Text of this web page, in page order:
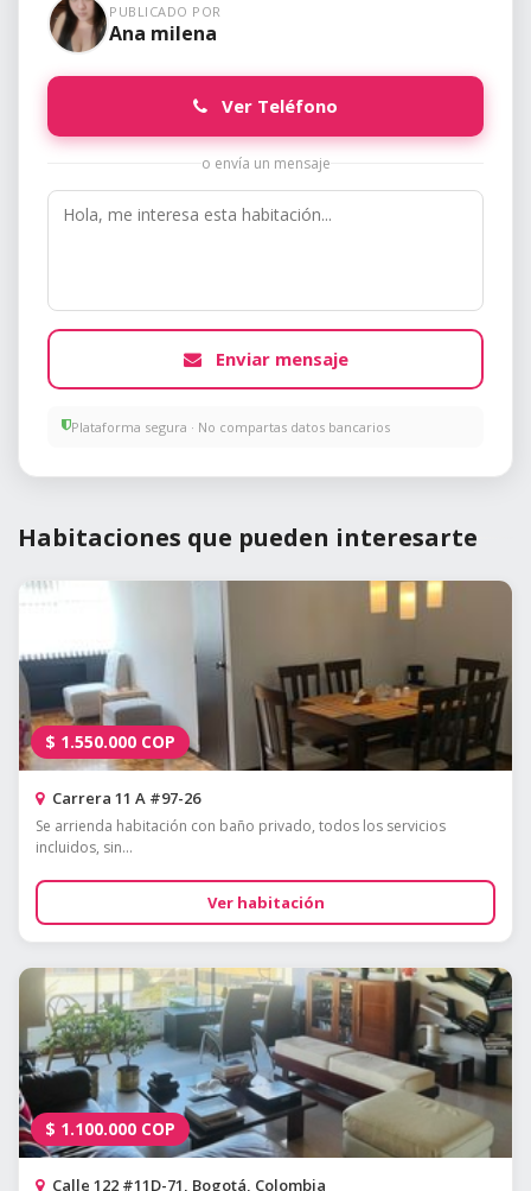
PUBLICADO POR
Ana milena
Ver Teléfono
o envía un mensaje
Enviar mensaje
Plataforma segura · No compartas datos bancarios
Habitaciones que pueden interesarte
$ 1.550.000 COP
Carrera 11 A #97-26
Se arrienda habitación con baño privado, todos los servicios
incluidos, sin...
Ver habitación
$ 1.100.000 COP
Calle 122 #11D-71, Bogotá, Colombia